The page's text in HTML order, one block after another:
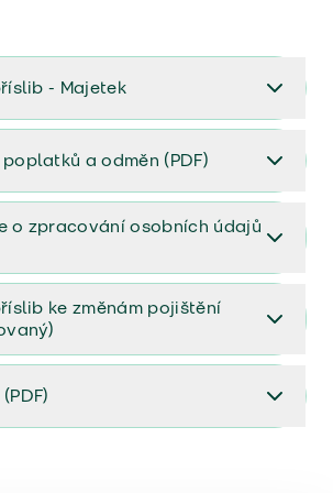
- Majetek
2023
a odměn (PDF)
a odměn (PDF)
o zpracování osobních údajů
osobních údajů (PDF)
ke změnám pojištění
změnám pojištění (aktualizovaný)